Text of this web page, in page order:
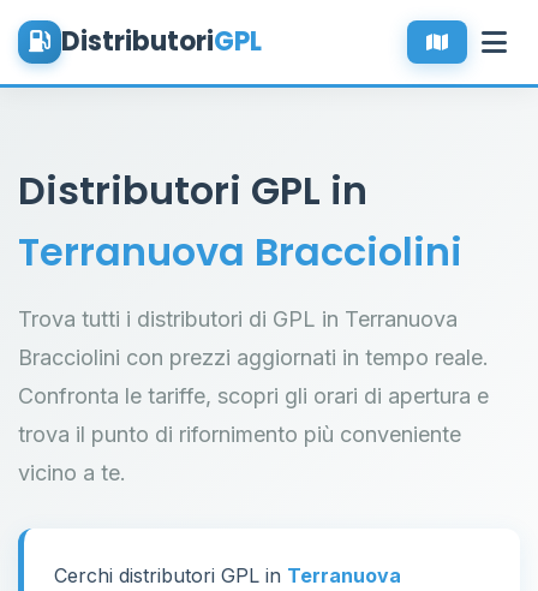
DistributoriGPL
Distributori GPL in
Terranuova Bracciolini
Trova tutti i distributori di GPL in Terranuova
Bracciolini con prezzi aggiornati in tempo reale.
Confronta le tariffe, scopri gli orari di apertura e
trova il punto di rifornimento più conveniente
vicino a te.
Cerchi distributori GPL in Terranuova